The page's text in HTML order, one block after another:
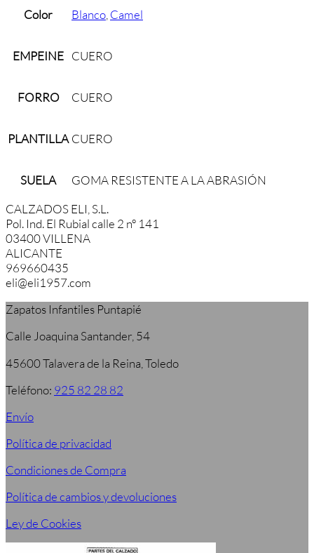
Color Blanco,Camel
EMPEINE CUERO
FORRO CUERO
PLANTILLA CUERO
SUELA
GOMA RESISTENTE A LA ABRASIÓN
CALZADOS ELI, S.L.
Pol. Ind. El Rubial calle 2 nº 141
03400 VILLENA
ALICANTE
969660435
eli@eli1957.com
Zapatos Infantiles Puntapié
Calle Joaquina Santander, 54
45600 Talavera de la Reina, Toledo
Teléfono: 925 82 28 82
Envío
Política de privacidad
Condiciones de Compra
Política de cambios y devoluciones
Ley de Cookies